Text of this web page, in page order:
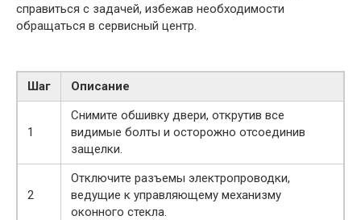
справиться с задачей, избежав необходимости
обращаться в сервисный центр.
Шаг Описание
1
Снимите обшивку двери, открутив все
видимые болты и осторожно отсоединив
защелки.
2
Отключите разъемы электропроводки,
ведущие к управляющему механизму
оконного стекла.